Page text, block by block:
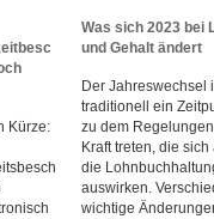
Kürze:
Was sich 2023 bei
und Gehalt ändert
Der Jahreswechsel
traditionell ein
zu dem
Kraft treten, die sich
die
auswirken.
wichtige